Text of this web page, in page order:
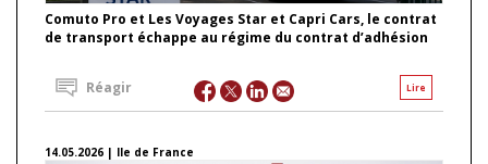
Comuto Pro et Les Voyages Star et Capri Cars, le contrat
de transport échappe au régime du contrat d’adhésion
Lire
Réagir
14.05.2026 | Ile de France